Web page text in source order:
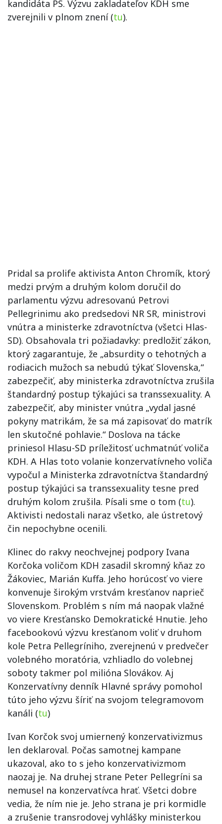
kandidáta PS. Výzvu zakladateľov KDH sme
zverejnili v plnom znení (tu).
Pridal sa prolife aktivista Anton Chromík, ktorý
medzi prvým a druhým kolom doručil do
parlamentu výzvu adresovanú Petrovi
Pellegrinimu ako predsedovi NR SR, ministrovi
vnútra a ministerke zdravotníctva (všetci Hlas-
SD). Obsahovala tri požiadavky: predložiť zákon,
ktorý zagarantuje, že „absurdity o tehotných a
rodiacich mužoch sa nebudú týkať Slovenska,“
zabezpečiť, aby ministerka zdravotníctva zrušila
štandardný postup týkajúci sa transsexuality. A
zabezpečiť, aby minister vnútra „vydal jasné
pokyny matrikám, že sa má zapisovať do matrík
len skutočné pohlavie.“ Doslova na tácke
priniesol Hlasu-SD príležitosť uchmatnúť voliča
KDH. A Hlas toto volanie konzervatívneho voliča
vypočul a Ministerka zdravotníctva štandardný
postup týkajúci sa transsexuality tesne pred
druhým kolom zrušila. Písali sme o tom (tu).
Aktivisti nedostali naraz všetko, ale ústretový
čin nepochybne ocenili.
Klinec do rakvy neochvejnej podpory Ivana
Korčoka voličom KDH zasadil skromný kňaz zo
Žákoviec, Marián Kuffa. Jeho horúcosť vo viere
konvenuje širokým vrstvám kresťanov naprieč
Slovenskom. Problém s ním má naopak vlažné
vo viere Kresťansko Demokratické Hnutie. Jeho
facebookovú výzvu kresťanom voliť v druhom
kole Petra Pellegríniho, zverejnenú v predvečer
volebného moratória, vzhliadlo do volebnej
soboty takmer pol milióna Slovákov. Aj
Konzervatívny denník Hlavné správy pomohol
túto jeho výzvu šíriť na svojom telegramovom
kanáli (tu)
Ivan Korčok svoj umiernený konzervativizmus
len deklaroval. Počas samotnej kampane
ukazoval, ako to s jeho konzervativizmom
naozaj je. Na druhej strane Peter Pellegríni sa
nemusel na konzervatívca hrať. Všetci dobre
vedia, že ním nie je. Jeho strana je pri kormidle
a zrušenie transrodovej vyhlášky ministerkou